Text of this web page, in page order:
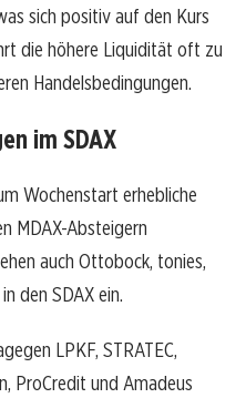
sich positiv auf den Kurs
die höhere Liquidität oft zu
Handelsbedingungen.
im SDAX
Wochenstart erhebliche
MDAX-Absteigern
auch Ottobock, tonies,
den SDAX ein.
LPKF, STRATEC,
ProCredit und Amadeus